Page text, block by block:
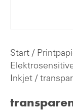
Start /
Inkjet /